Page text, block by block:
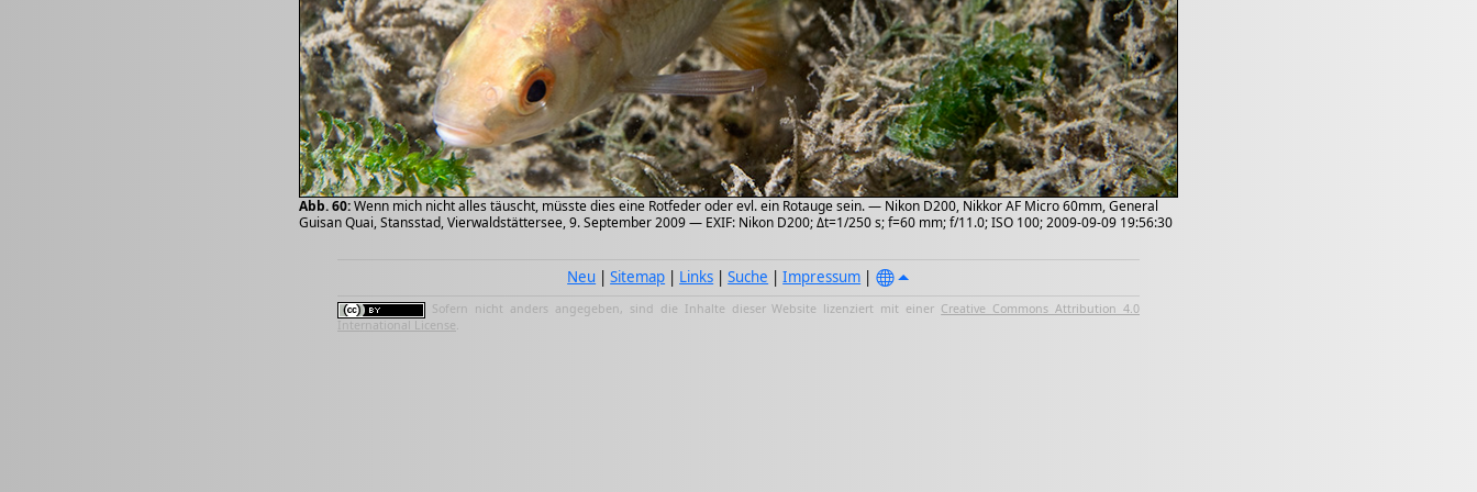
Abb. 60:Wenn mich nicht alles täuscht, müsste dies eine Rotfeder oder evl. ein Rotauge sein. — Nikon D200, Nikkor AF Micro 60mm, General
Guisan Quai, Stansstad, Vierwaldstättersee, 9. September 2009 — EXIF: Nikon D200; Δt=1/250 s; f=60 mm; f/11.0; ISO 100; 2009-09-09 19:56:30
Neu |Sitemap | Links |Suche |Impressum |
Sofern nicht anders angegeben, sind die Inhalte dieser Website lizenziert mit einer Creative Commons Attribution 4.0
International License